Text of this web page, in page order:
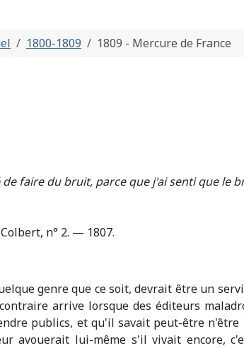
1800-1809 1809 - Mercure de France
faire du bruit, parce que j'ai senti que le
n° 2. — 1807.
genre que ce soit, devrait être un
arrive lorsque des éditeurs
publics, et qu'il savait peut-être
avouerait lui-même s'il vivait encore,